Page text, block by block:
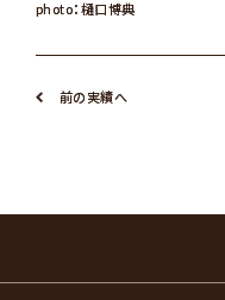
photo：樋口博典
前の実績へ